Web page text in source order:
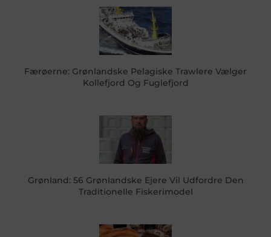
Færøerne: Grønlandske Pelagiske Trawlere Vælger
Kollefjord Og Fuglefjord
Grønland: 56 Grønlandske Ejere Vil Udfordre Den
Traditionelle Fiskerimodel